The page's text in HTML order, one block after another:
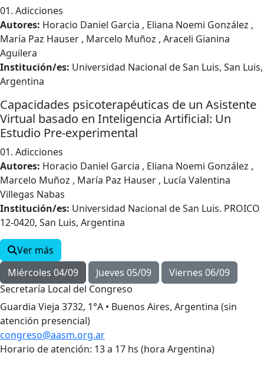
01. Adicciones
Autores: Horacio Daniel Garcia , Eliana Noemi González ,
María Paz Hauser , Marcelo Muñoz , Araceli Gianina
Aguilera
Institución/es: Universidad Nacional de San Luis, San Luis,
Argentina
Capacidades psicoterapéuticas de un Asistente
Virtual basado en Inteligencia Artificial: Un
Estudio Pre-experimental
01. Adicciones
Autores: Horacio Daniel Garcia , Eliana Noemi González ,
Marcelo Muñoz , María Paz Hauser , Lucía Valentina
Villegas Nabas
Institución/es: Universidad Nacional de San Luis. PROICO
12-0420, San Luis, Argentina
Ver más
Miércoles 04/09
Jueves 05/09
Viernes 06/09
Secretaría Local del Congreso
Guardia Vieja 3732, 1°A • Buenos Aires, Argentina (sin
atención presencial)
congreso@aasm.org.ar
Horario de atención: 13 a 17 hs (hora Argentina)